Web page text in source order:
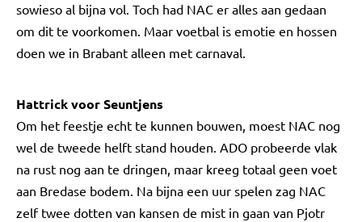
sowieso al bijna vol. Toch had NAC er alles aan gedaan
om dit te voorkomen. Maar voetbal is emotie en hossen
doen we in Brabant alleen met carnaval.
Hattrick voor Seuntjens
Om het feestje echt te kunnen bouwen, moest NAC nog
wel de tweede helft stand houden. ADO probeerde vlak
na rust nog aan te dringen, maar kreeg totaal geen voet
aan Bredase bodem. Na bijna een uur spelen zag NAC
zelf twee dotten van kansen de mist in gaan van Pjotr